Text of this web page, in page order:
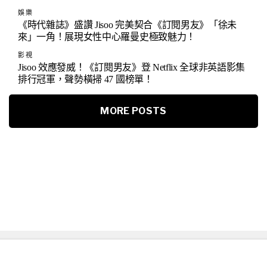
娛樂
《時代雜誌》盛讚 Jisoo 完美契合《訂閱男友》「徐未
來」一角！展現女性中心羅曼史極致魅力！
影視
Jisoo 效應發威！《訂閱男友》登 Netflix 全球非英語影集
排行冠軍，聲勢橫掃 47 國榜單！
MORE POSTS